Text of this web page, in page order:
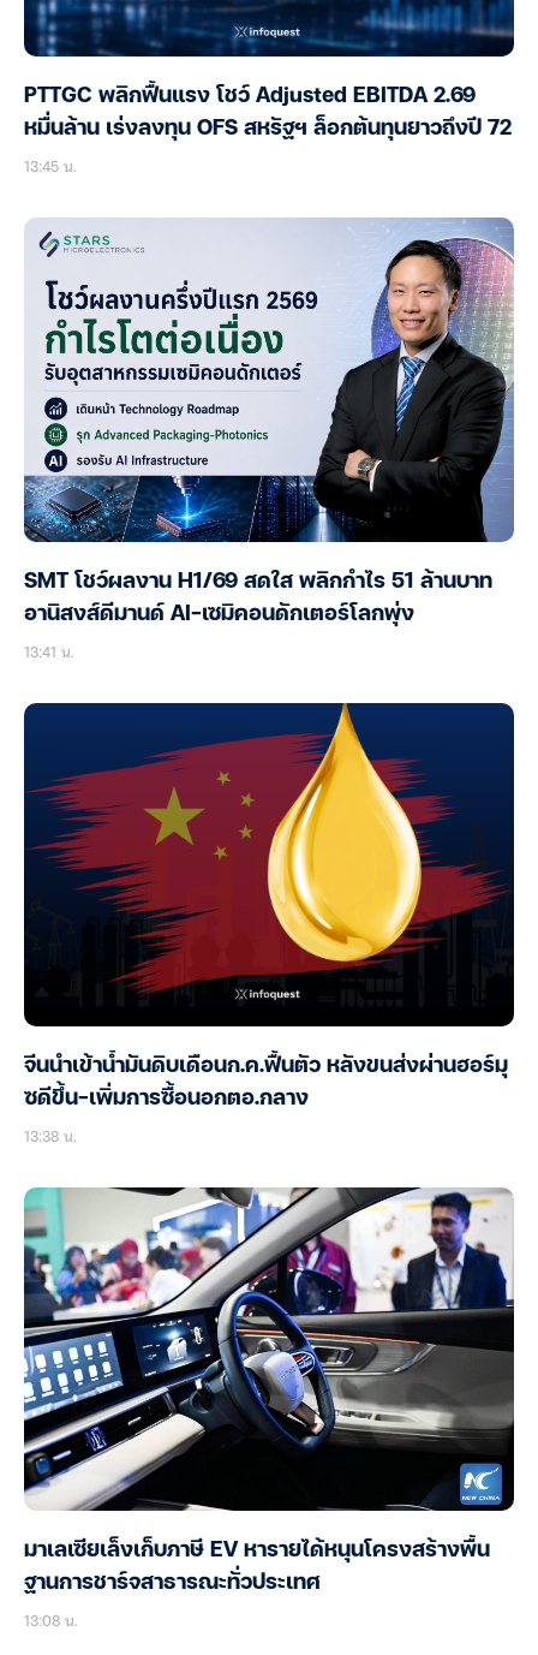
PTTGC พลิกฟื้นแรง โชว์ Adjusted EBITDA 2.69
หมื่นล้าน เร่งลงทุน OFS สหรัฐฯ ล็อกต้นทุนยาวถึงปี 72
13:45 น.
SMT โชว์ผลงาน H1/69 สดใส พลิกกำไร 51 ล้านบาท
อานิสงส์ดีมานด์ AI-เซมิคอนดักเตอร์โลกพุ่ง
13:41 น.
จีนนำเข้าน้ำมันดิบเดือนก.ค.ฟื้นตัว หลังขนส่งผ่านฮอร์มุ
ซดีขึ้น-เพิ่มการซื้อนอกตอ.กลาง
13:38 น.
มาเลเซียเล็งเก็บภาษี EV หารายได้หนุนโครงสร้างพื้น
ฐานการชาร์จสาธารณะทั่วประเทศ
13:08 น.